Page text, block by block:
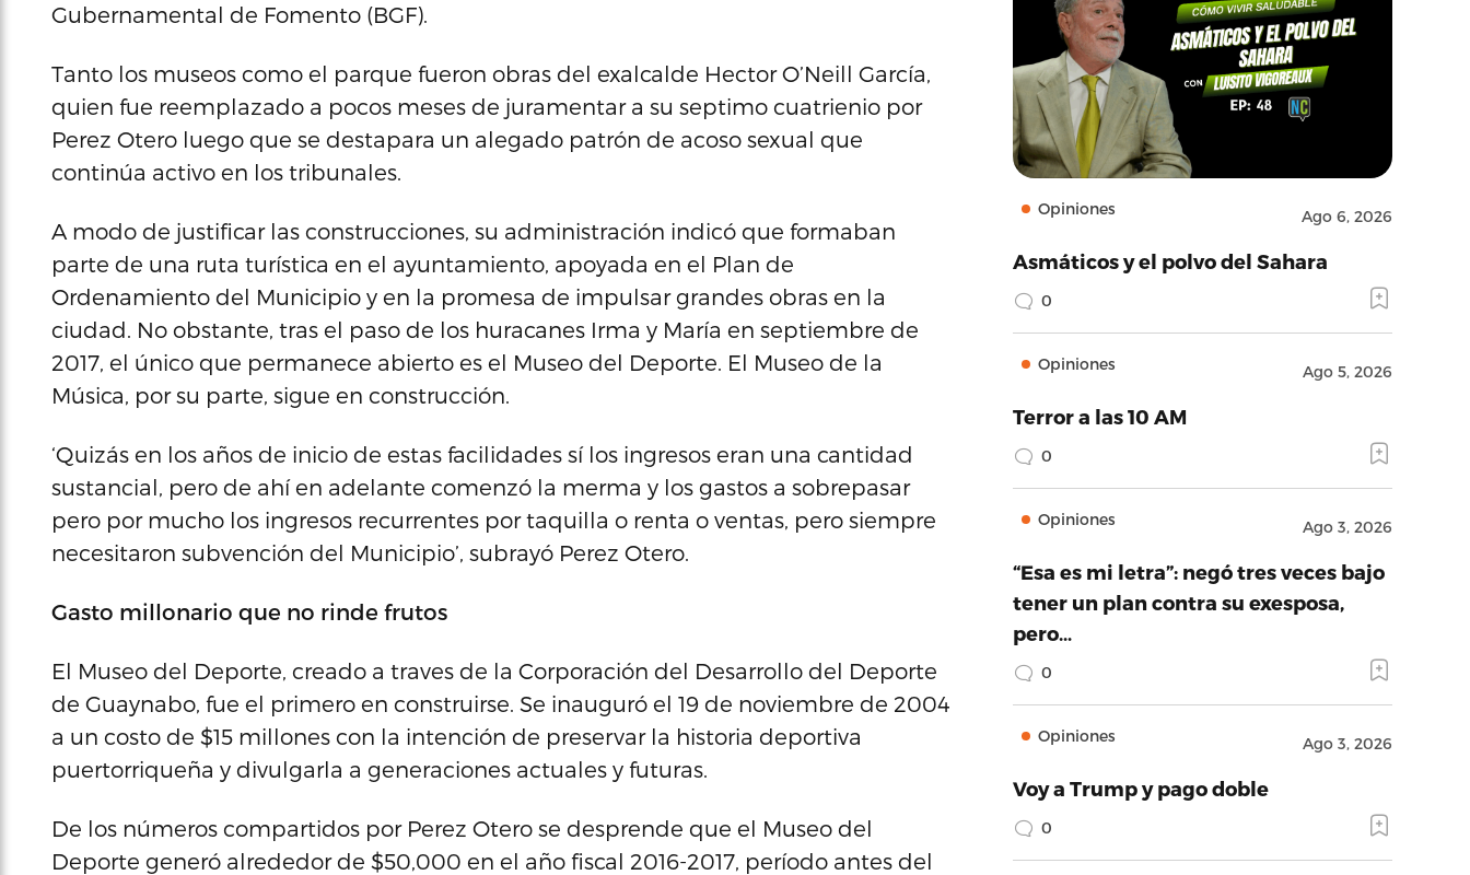
Gubernamental de Fomento (BGF).
Tanto los museos como el parque fueron obras del exalcalde Hector O’Neill García,
quien fue reemplazado a pocos meses de juramentar a su septimo cuatrienio por
Perez Otero luego que se destapara un alegado patrón de acoso sexual que
continúa activo en los tribunales.
A modo de justificar las construcciones, su administración indicó que formaban
parte de una ruta turística en el ayuntamiento, apoyada en el Plan de
Ordenamiento del Municipio y en la promesa de impulsar grandes obras en la
ciudad. No obstante, tras el paso de los huracanes Irma y María en septiembre de
2017, el único que permanece abierto es el Museo del Deporte. El Museo de la
Música, por su parte, sigue en construcción.
‘Quizás en los años de inicio de estas facilidades sí los ingresos eran una cantidad
sustancial, pero de ahí en adelante comenzó la merma y los gastos a sobrepasar
pero por mucho los ingresos recurrentes por taquilla o renta o ventas, pero siempre
necesitaron subvención del Municipio’, subrayó Perez Otero.
Gasto millonario que no rinde frutos
El Museo del Deporte, creado a traves de la Corporación del Desarrollo del Deporte
de Guaynabo, fue el primero en construirse. Se inauguró el 19 de noviembre de 2004
a un costo de $15 millones con la intención de preservar la historia deportiva
puertorriqueña y divulgarla a generaciones actuales y futuras.
De los números compartidos por Perez Otero se desprende que el Museo del
Deporte generó alrededor de $50,000 en el año fiscal 2016-2017, período antes del
Opiniones Ago 6, 2026
Asmáticos y el polvo del Sahara
0
Opiniones Ago 5, 2026
Terror a las 10 AM
0
Opiniones Ago 3, 2026
“Esa es mi letra”: negó tres veces bajo
tener un plan contra su exesposa,
pero…
0
Opiniones Ago 3, 2026
Voy a Trump y pago doble
0